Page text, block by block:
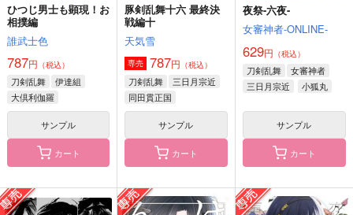
長船 in the BOX
夏灰に埋む
本音は瞳の奥に
ひつじ男士も顕現！お
相撲編
誰武士色
787円 （税込）
刀剣乱舞
伊達組
大倶利伽羅
燭台切光忠
サンプル
カート
豚剣乱舞十六 最終決
戦編十
天気雪
専売 787円 （税込）
刀剣乱舞
三日月宗近
同田貫正国
サンプル
カート
夜祭-六夜-
女審神者-ONLINE-
629円 （税込）
刀剣乱舞
女審神者
三日月宗近
小狐丸
サンプル
カート